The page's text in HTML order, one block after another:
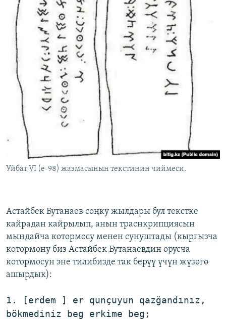
Уйбат VI (e-98) жазмасынын текстинин чиймеси.
Астайбек Бутанаев соңку жылдары бул текстке
кайрадан кайрылып, анын траснкрипциясын
мындайча котормосу менен сунуштады (кыргызча
котормону биз Астайбек Бутанаевдин орусча
котормосун эне тилибизде так берүү үчүн жүзөгө
ашырдык):
1. [erdem ] er qunçuyun qazğandınız,
bökmediniz beg erkime beg;